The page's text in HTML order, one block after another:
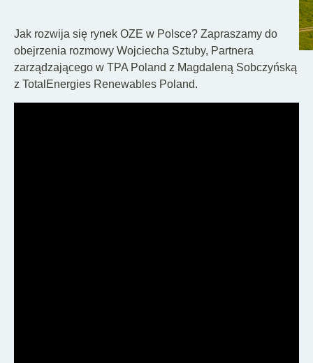
Jak rozwija się rynek OZE w Polsce? Zapraszamy do
obejrzenia rozmowy Wojciecha Sztuby, Partnera
zarządzającego w TPA Poland z Magdaleną Sobczyńską
z TotalEnergies Renewables Poland.